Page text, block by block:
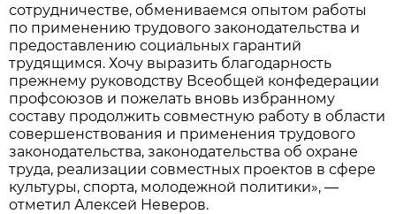
сотрудничестве, обмениваемся опытом работы
по применению трудового законодательства и
предоставлению социальных гарантий
трудящимся. Хочу выразить благодарность
прежнему руководству Всеобщей конфедерации
профсоюзов и пожелать вновь избранному
составу продолжить совместную работу в области
совершенствования и применения трудового
законодательства, законодательства об охране
труда, реализации совместных проектов в сфере
культуры, спорта, молодежной политики», —
отметил Алексей Неверов.